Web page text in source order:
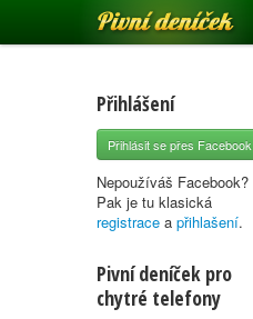
Pivní deníček
Přihlášení
Přihlásit se přes Facebook
Nepoužíváš Facebook?
Pak je tu klasická
registrace a přihlašení.
Pivní deníček pro
chytré telefony